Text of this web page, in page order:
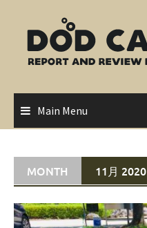
content
Main Menu
MONTH 11月 2020